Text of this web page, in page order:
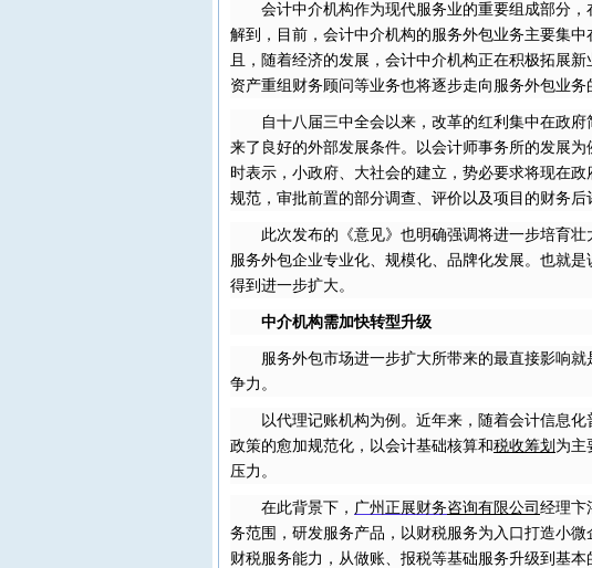
会计中介机构作为现代服务业的重要组成部分
解到，目前，会计中介机构的服务外包业务主要集
且，随着经济的发展，会计中介机构正在积极拓展
资产重组财务顾问等业务也将逐步走向服务外包业务
自十八届三中全会以来，改革的红利集中在政
来了良好的外部发展条件。以会计师事务所的发展
时表示，小政府、大社会的建立，势必要求将现在
规范，审批前置的部分调查、评价以及项目的财务后
此次发布的《意见》也明确强调将进一步培育
服务外包企业专业化、规模化、品牌化发展。也就
得到进一步扩大。
中介机构需加快转型升级
服务外包市场进一步扩大所带来的最直接影响
争力。
以代理记账机构为例。近年来，随着会计信息化
政策的愈加规范化，以会计基础核算和税收筹划 为主
压力。
在此背景下， 广州 正展财务咨询有限公司 经理卞
务范围，研发服务产品，以财税服务为入口打造小
财税服务能力，从做账、报税等基础服务升级到基本